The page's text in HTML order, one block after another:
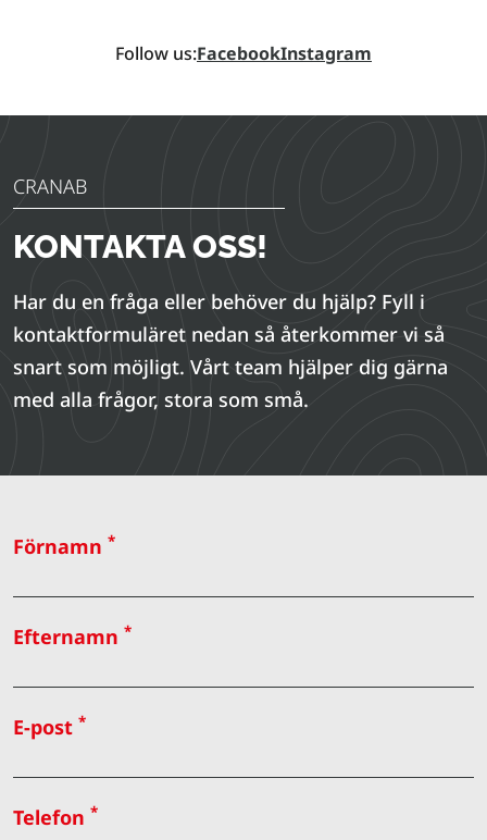
Follow us:FacebookInstagram
CRANAB
KONTAKTA OSS!
Har du en fråga eller behöver du hjälp? Fyll i
kontaktformuläret nedan så återkommer vi så
snart som möjligt. Vårt team hjälper dig gärna
med alla frågor, stora som små.
Förnamn *
Efternamn *
E-post *
Telefon *